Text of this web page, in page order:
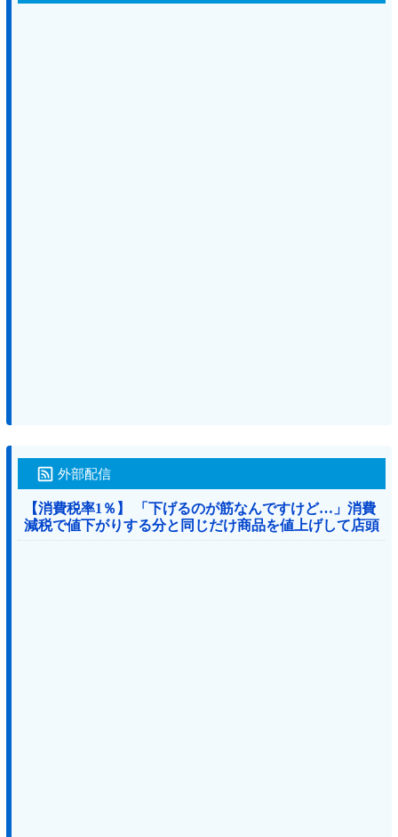
外部配信
【消費税率1％】 「下げるのが筋なんですけど…」消費
減税で値下がりする分と同じだけ商品を値上げして店頭
価格を変えない店も